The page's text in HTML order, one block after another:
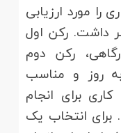
را مورد ارزیابی
داشت. رکن اول
رکن دوم
به روز و مناسب
برای انجام
برای انتخاب یک